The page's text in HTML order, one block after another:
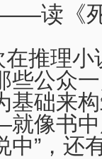
读《
推理小
些公众
基础来
像书中
中”，还